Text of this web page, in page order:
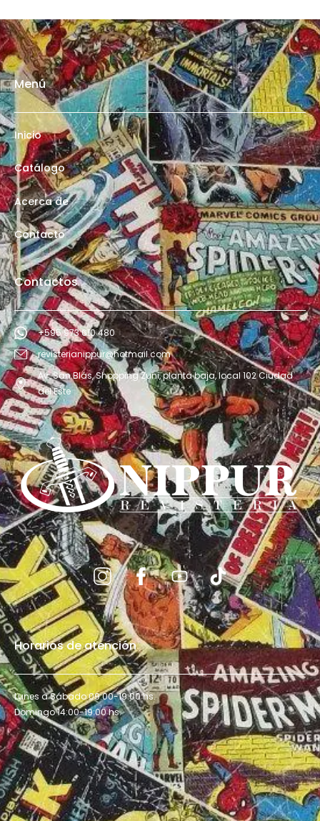
Menú
Inicio
Catálogo
Acerca de
Contacto
Contactos
+595 973 610 480
revisterianippur@hotmail.com
Av. San Blás, Shopping Zuni, planta baja, local 102 Ciudad
del Este
Horarios de atención
Lunes a Sábado 09:00-19:00 hs.
Domingo 14:00-19:00 hs.